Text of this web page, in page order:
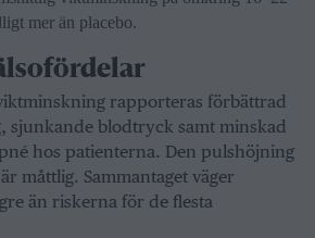
mer än placebo.
rapporteras förbättrad
sjunkande blodtryck samt minskad
hos patienterna. Den pulshöjning
måttlig. Sammantaget väger
än riskerna för de flesta